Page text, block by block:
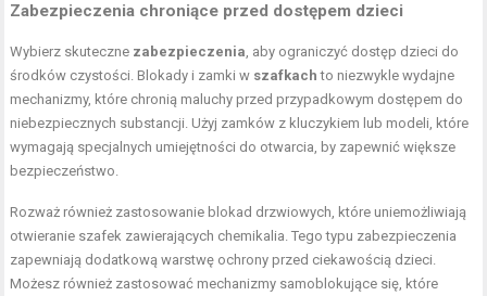
Zabezpieczenia chroniące przed dostępem dzieci
Wybierz skuteczne zabezpieczenia, aby ograniczyć dostęp dzieci do
środków czystości. Blokady i zamki w szafkach to niezwykle wydajne
mechanizmy, które chronią maluchy przed przypadkowym dostępem do
niebezpiecznych substancji. Użyj zamków z kluczykiem lub modeli, które
wymagają specjalnych umiejętności do otwarcia, by zapewnić większe
bezpieczeństwo.
Rozważ również zastosowanie blokad drzwiowych, które uniemożliwiają
otwieranie szafek zawierających chemikalia. Tego typu zabezpieczenia
zapewniają dodatkową warstwę ochrony przed ciekawością dzieci.
Możesz również zastosować mechanizmy samoblokujące się, które